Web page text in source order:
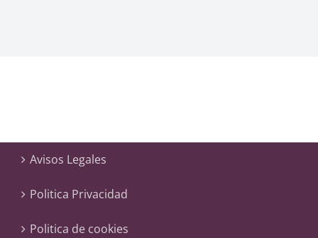
Avisos Legales
Politica Privacidad
Politica de cookies